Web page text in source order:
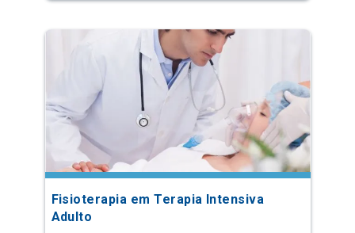
Fisioterapia em Terapia Intensiva
Adulto